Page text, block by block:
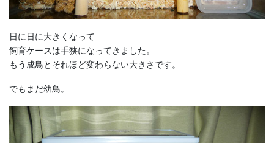
日に日に大きくなって
飼育ケースは手狭になってきました。
もう成鳥とそれほど変わらない大きさです。
でもまだ幼鳥。